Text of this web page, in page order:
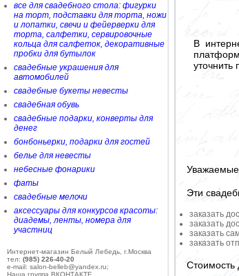
все для свадебного стола: фигурки
на торт, подставки для торта, ножи
и лопатки, свечи и фейерверки для
торта, салфетки, сервировочные
кольца для салфеток, декоративные
пробки для бутылок
свадебные украшения для
автомобилей
свадебные букеты невесты
свадебная обувь
свадебные подарки, конверты для
денег
бонбоньерки, подарки для гостей
белье для невесты
небесные фонарики
фаты
свадебные мелочи
аксессуары для конкурсов красоты:
диадемы, ленты, номера для
участниц
Интернет-магазин Белый Лебедь, г.Москва
тел: (985) 226-40-20
e-mail: salon-belleb@yandex.ru;
Наша группа ВКОНТАКТЕ
В
уточнить
Уважаемые
Эти
заказать
заказать
заказать
заказать
Стоимость